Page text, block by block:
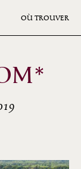
OÙ TROUVER